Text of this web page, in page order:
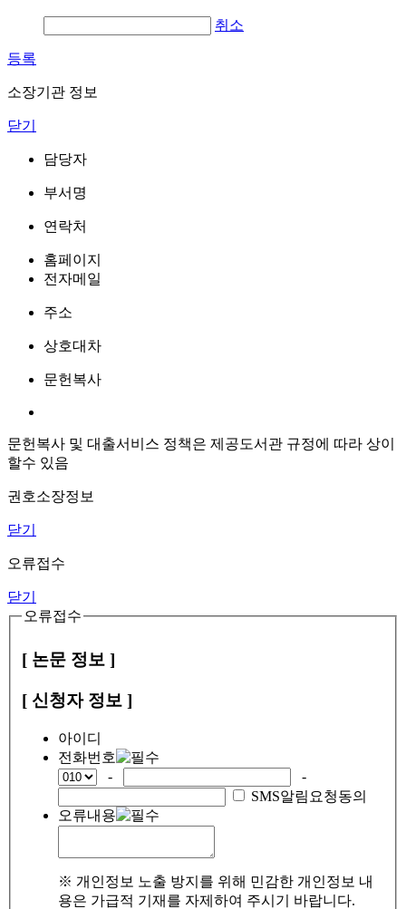
취소
등록
소장기관 정보
닫기
담당자
부서명
연락처
홈페이지
전자메일
주소
상호대차
문헌복사
문헌복사 및 대출서비스 정책은 제공도서관 규정에 따라 상이
할수 있음
권호소장정보
닫기
오류접수
닫기
오류접수
[ 논문 정보 ]
[ 신청자 정보 ]
아이디
전화번호
-
-
SMS알림요청동의
오류내용
※ 개인정보 노출 방지를 위해 민감한 개인정보 내
용은 가급적 기재를 자제하여 주시기 바랍니다.